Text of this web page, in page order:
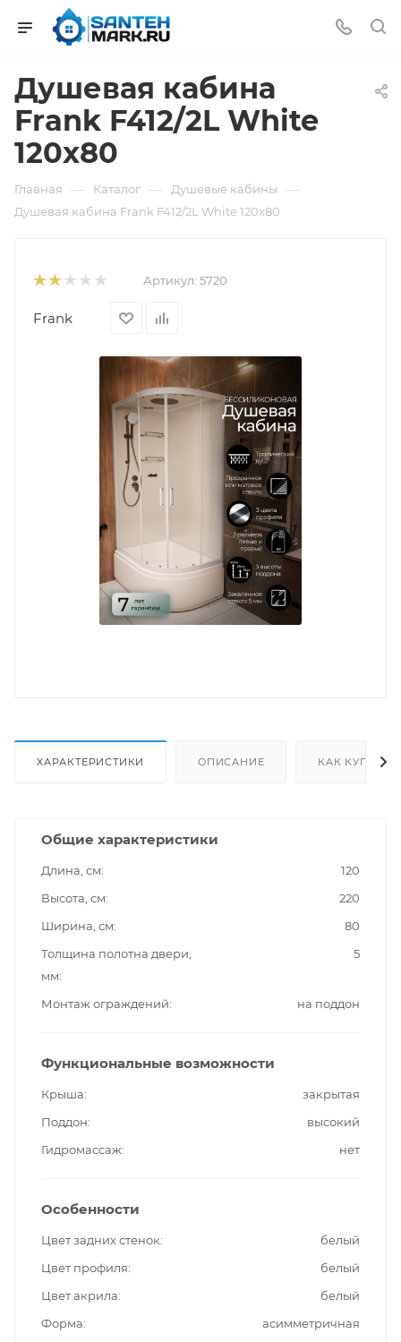
Душевая кабина
Frank F412/2L White
120x80
Главная — Каталог — Душевые кабины —
Душевая кабина Frank F412/2L White 120x80
Артикул: 5720
Frank
ХАРАКТЕРИСТИКИ ОПИСАНИЕ КАК КУПИТЬ
Общие характеристики
Длина, см
120
Высота, см
220
Ширина, см
80
Толщина полотна двери,
мм
5
Монтаж ограждений на поддон
Функциональные возможности
Крыша
закрытая
Поддон
высокий
Гидромассаж
нет
Особенности
Цвет задних стенок
белый
Цвет профиля
белый
Цвет акрила
белый
Форма
асимметричная